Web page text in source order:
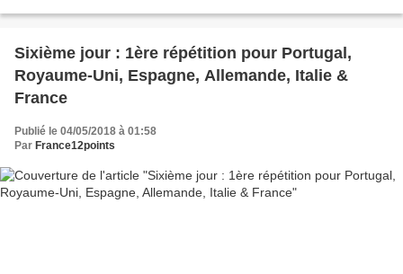
Sixième jour : 1ère répétition pour Portugal,
Royaume-Uni, Espagne, Allemande, Italie &
France
Publié le 04/05/2018 à 01:58
Par France12points